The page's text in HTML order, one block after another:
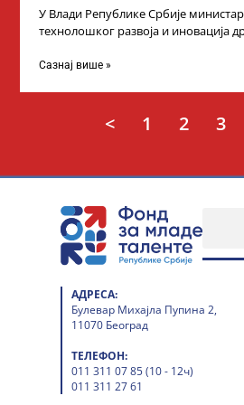
У Влади Републике Србије
технолошког развоја и иновација
Сазнај више »
< 1 2 3
АДРЕСА:
Булевар Михајла Пупина 2,
11070 Београд
ТЕЛЕФОН:
011 311 07 85 (10 - 12ч)
011 311 27 61